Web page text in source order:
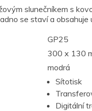
slunečníkem s
se staví a
GP25
300 x 130
modrá
Sítotisk
Digitální